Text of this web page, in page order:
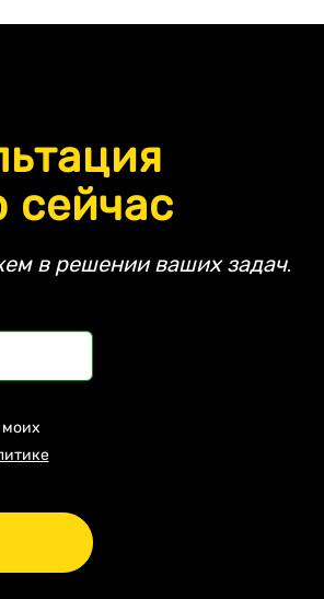
сейчас
в решении ваших задач.
моих